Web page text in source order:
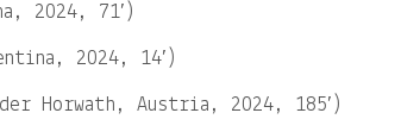
2024, 71′)
2024, 14′)
Horwath, Austria, 2024, 185′)